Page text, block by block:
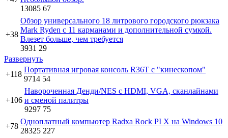
13085 67
+38
Обзор универсального 18 литрового городского рюкзака
Mark Ryden с 11 карманами и дополнительной сумкой.
Влезет больше, чем требуется
3931 29
Развернуть
+118
Портативная игровая консоль R36T с "кинескопом"
9714 54
+106
Навороченная Денди/NES с HDMI, VGA, сканлайнами
и сменой палитры
9297 75
+78
Одноплатный компьютер Radxa Rock PI X на Windows 10
28325 227